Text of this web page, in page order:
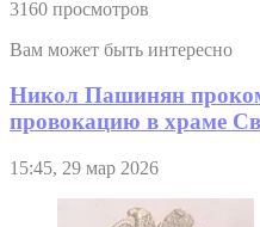
3160 просмотров
Вам может быть интересно
Никол Пашинян
провокацию в храме
15:45, 29 мар 2026